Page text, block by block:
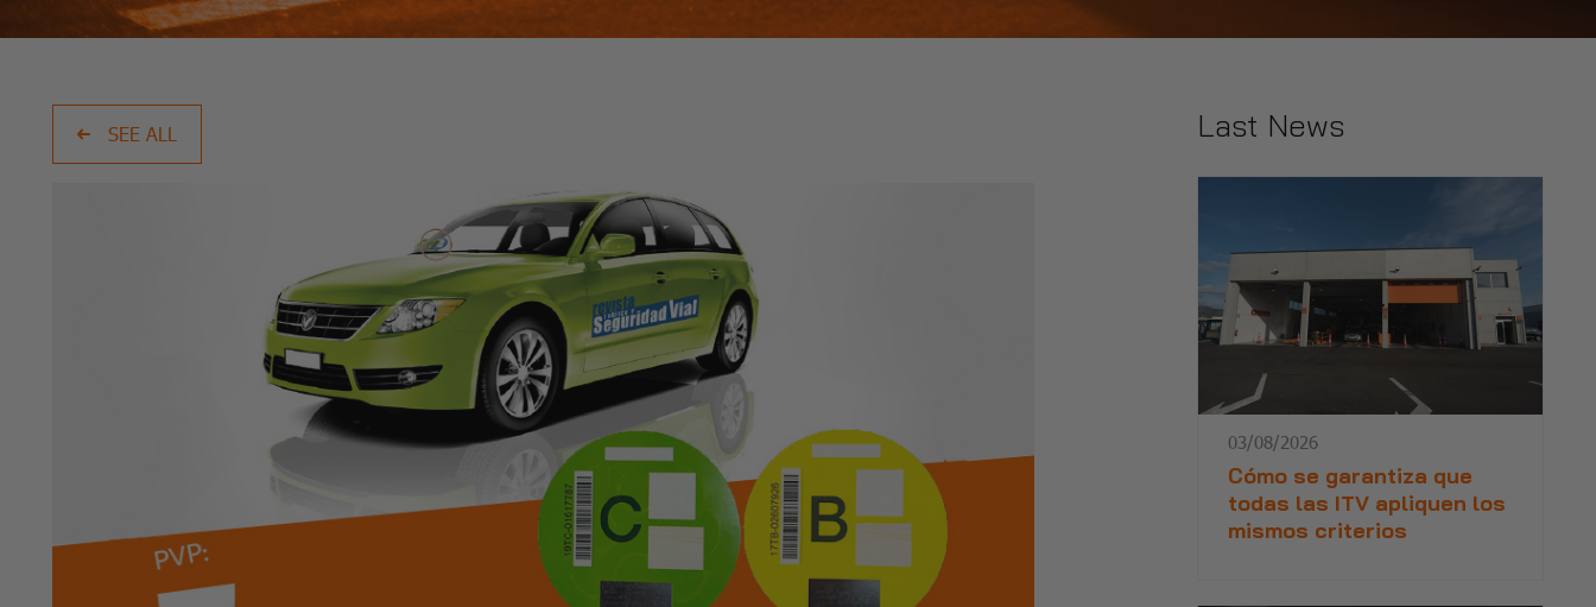
SEE ALL Last News
03/08/2026
Cómo se garantiza que
todas las ITV apliquen los
mismos criterios